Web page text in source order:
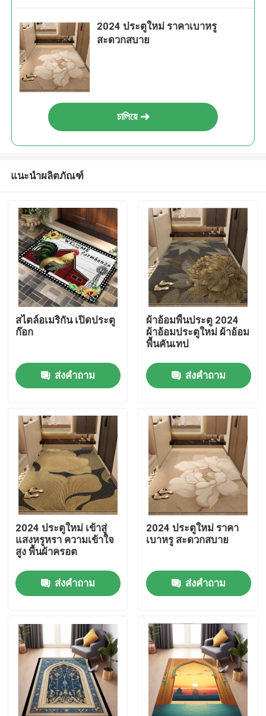
วิดีโอ
เกี่ยวกับเรา
ทัวร์โรงงาน
ควบคุมคุณภาพ
ขอใบเสนอราคา
พรมปูพื้น พรม
พรมปูพื้นห้องนอน
พรมปูพื้นห้องรับแขก
2024 ประตูใหม่ ราคาเบาหรู
สะดวกสบาย
চালিয়ে
แนะนำผลิตภัณฑ์
สไตล์อเมริกัน เปิดประตู
ก๊อก
ส่งคำถาม
ผ้าอ้อมพื้นประตู 2024
ผ้าอ้อมประตูใหม่ ผ้าอ้อม
พื้นคันเทป
ส่งคำถาม
2024 ประตูใหม่ เข้าสู่
แสงหรูหรา ความเข้าใจ
สูง พื้นผ้าครอต
ส่งคำถาม
2024 ประตูใหม่ ราคา
เบาหรู สะดวกสบาย
ส่งคำถาม